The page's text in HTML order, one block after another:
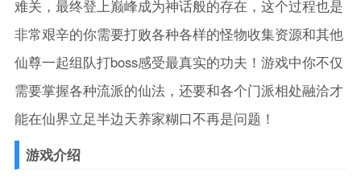
难关，最终登上巅峰成为神话般的存在，这个过程也是
非常艰辛的你需要打败各种各样的怪物收集资源和其他
仙尊一起组队打boss感受最真实的功夫！游戏中你不仅
需要掌握各种流派的仙法，还要和各个门派相处融洽才
能在仙界立足半边天养家糊口不再是问题！
游戏介绍